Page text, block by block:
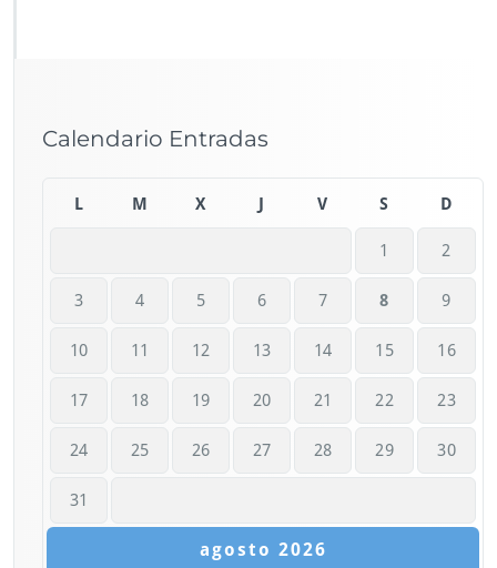
Calendario Entradas
agosto 2026
L M X V S D
1 2
3 4 5 6 7 8 9
10 11 12 13 14 15 16
17 18 19 20 21 22 23
24 25 26 27 28 29 30
31